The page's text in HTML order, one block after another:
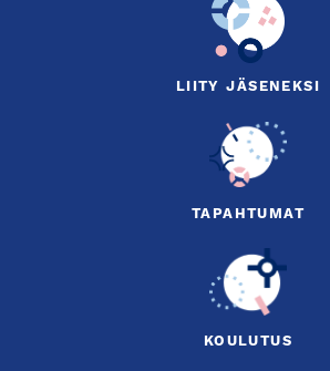
LIITY JÄSENEKSI
TAPAHTUMAT
KOULUTUS